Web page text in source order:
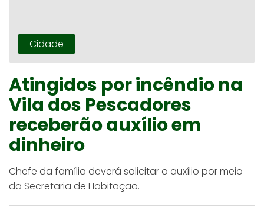
Cidade
Atingidos por incêndio na
Vila dos Pescadores
receberão auxílio em
dinheiro
Chefe da família deverá solicitar o auxílio por meio
da Secretaria de Habitação.